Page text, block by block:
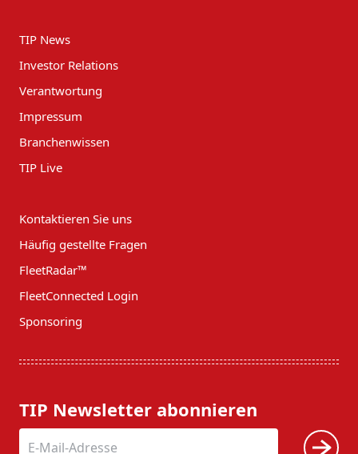
TIP News
Investor Relations
Verantwortung
Impressum
Branchenwissen
TIP Live
Kontaktieren Sie uns
Häufig gestellte Fragen
FleetRadar™
FleetConnected Login
Sponsoring
TIP Newsletter abonnieren